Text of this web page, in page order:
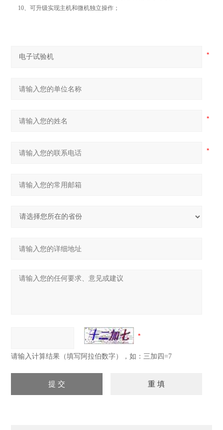
10、可升级实现主机和微机独立操作；
请输入计算结果（填写阿拉伯数字），如：三加四=7